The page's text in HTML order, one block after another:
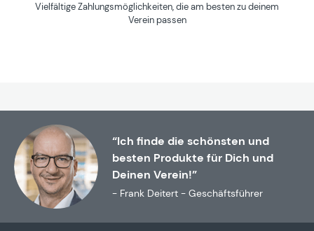
Vielfältige Zahlungsmöglichkeiten, die am besten zu deinem
Verein passen
“Ich finde die schönsten und
besten Produkte für Dich und
Deinen Verein!”
- Frank Deitert - Geschäftsführer